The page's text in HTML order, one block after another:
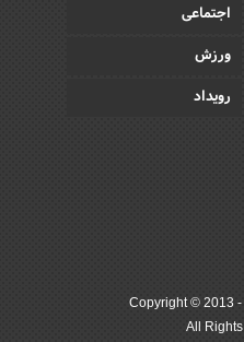
اجتماعی
ورزش
رویداد
Copyright © 2013
All